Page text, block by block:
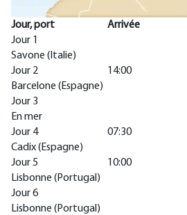
Jour, port Arrivée
Jour 1
Savone (Italie)
Jour 2
Barcelone (Espagne)
14:00
Jour 3
En mer
Jour 4
Cadix (Espagne)
07:30
Jour 5
Lisbonne (Portugal)
10:00
Jour 6
Lisbonne (Portugal)